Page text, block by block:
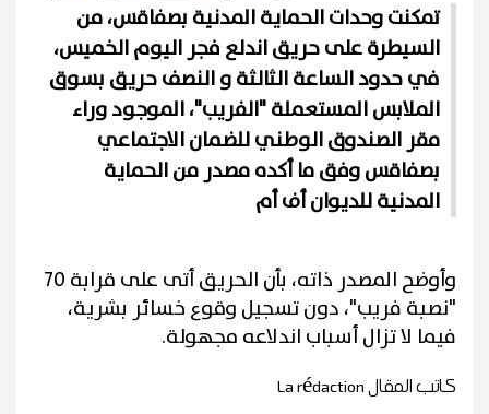
تمكنت وحدات الحماية المدنية بصفاقس، من
السيطرة على حريق اندلع فجر اليوم الخميس،
في حدود الساعة الثالثة و النصف حريق بسوق
الملابس المستعملة "الفريب"، الموجود وراء
مقر الصندوق الوطني للضمان الاجتماعي
بصفاقس وفق ما أكده مصدر من الحماية
المدنية للديوان أف أم
وأوضح المصدر ذاته، بأن الحريق أتى على قرابة 70
"نصبة فريب"، دون تسجيل وقوع خسائر بشرية،
فيما لا تزال أسباب اندلاعه مجهولة.
كاتب المقالLa rédaction